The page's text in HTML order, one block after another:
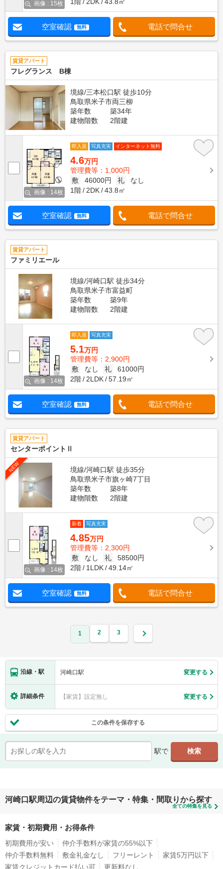
画像 : 15枚
空室確認 無料 電話で問合せ
賃貸アパート
フレグランス B棟
境線/三本松口駅 徒歩10分
鳥取県米子市両三柳
築年数
築34年
建物階数
2階建
画像 : 14枚
即入居 写真充実 インターネット無料
4.6万円
管理費等：1,000円
敷
46000円 礼
なし
1階
2DK 43.8㎡
空室確認 無料 電話で問合せ
賃貸アパート
ファミリエール
境線/河崎口駅 徒歩34分
鳥取県米子市富益町
築年数
築9年
建物階数
2階建
画像 : 14枚
即入居 写真充実
5.1万円
管理費等：2,900円
敷
なし 礼
61000円
2階
2LDK 57.19㎡
空室確認 無料 電話で問合せ
賃貸アパート
センターポイントⅡ
NEW
境線/河崎口駅 徒歩35分
鳥取県米子市旗ヶ崎7丁目
築年数
築8年
建物階数
2階建
画像 : 14枚
新着 写真充実
4.85万円
管理費等：2,300円
敷
なし 礼
58500円
2階
1LDK 49.14㎡
空室確認 無料 電話で問合せ
1 2 3
沿線・駅 河崎口駅 変更する
詳細条件 【家賃】設定無し 変更する
この条件を保存する
駅で
河崎口駅周辺の賃貸物件をテーマ・特集・間取りから探す
全ての特集を見る
家賃・初期費用・お得条件
初期費用が安い
仲介手数料が家賃の55%以下
仲介手数料無料
敷金礼金なし フリーレント
家賃5万円以下
家賃クレジットカード払い可
更新料なし